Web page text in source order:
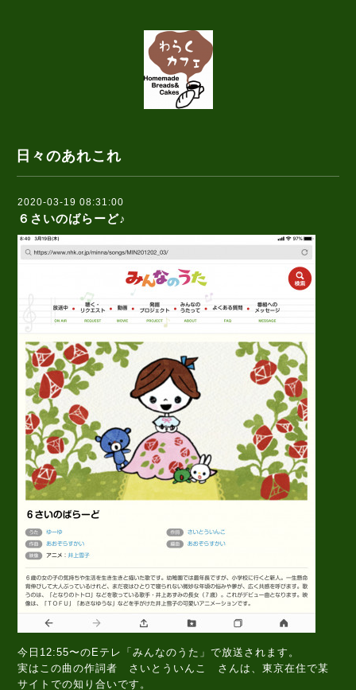
日々のあれこれ
2020-03-19 08:31:00
６さいのばらーど♪
今日12:55〜のEテレ「みんなのうた」で放送されます。
実はこの曲の作詞者 さいとういんこ さんは、東京在住で某
サイトでの知り合いです。